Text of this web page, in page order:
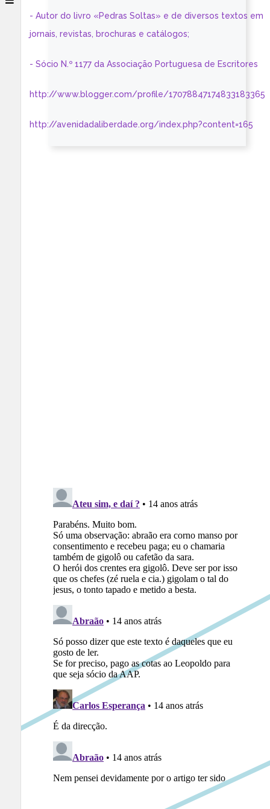
- Autor do livro «Pedras Soltas» e de diversos textos em
jornais, revistas, brochuras e catálogos;
- Sócio N.º 1177 da Associação Portuguesa de Escritores
http://www.blogger.com/profile/17078847174833183365
http://avenidadaliberdade.org/index.php?content=165